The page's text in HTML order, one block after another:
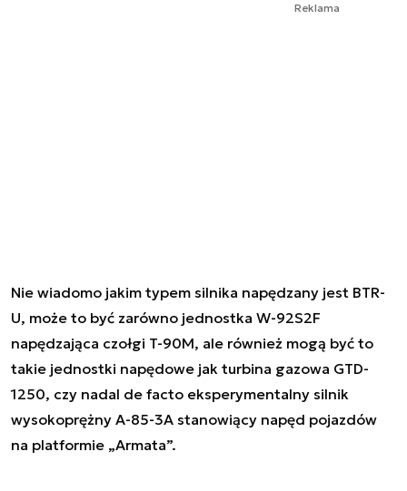
Reklama
Nie wiadomo jakim typem silnika napędzany jest BTR-
U, może to być zarówno jednostka W-92S2F
napędzająca czołgi T-90M, ale również mogą być to
takie jednostki napędowe jak turbina gazowa GTD-
1250, czy nadal de facto eksperymentalny silnik
wysokoprężny A-85-3A stanowiący napęd pojazdów
na platformie „Armata”.